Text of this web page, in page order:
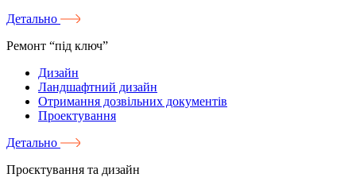
Детально
Ремонт “під ключ”
Дизайн
Ландшафтний дизайн
Отримання дозвільних документів
Проектування
Детально
Проєктування та дизайн